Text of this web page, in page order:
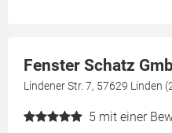
Fenster Schatz
Lindener Str. 7, 57629 Linden
5 mit einer